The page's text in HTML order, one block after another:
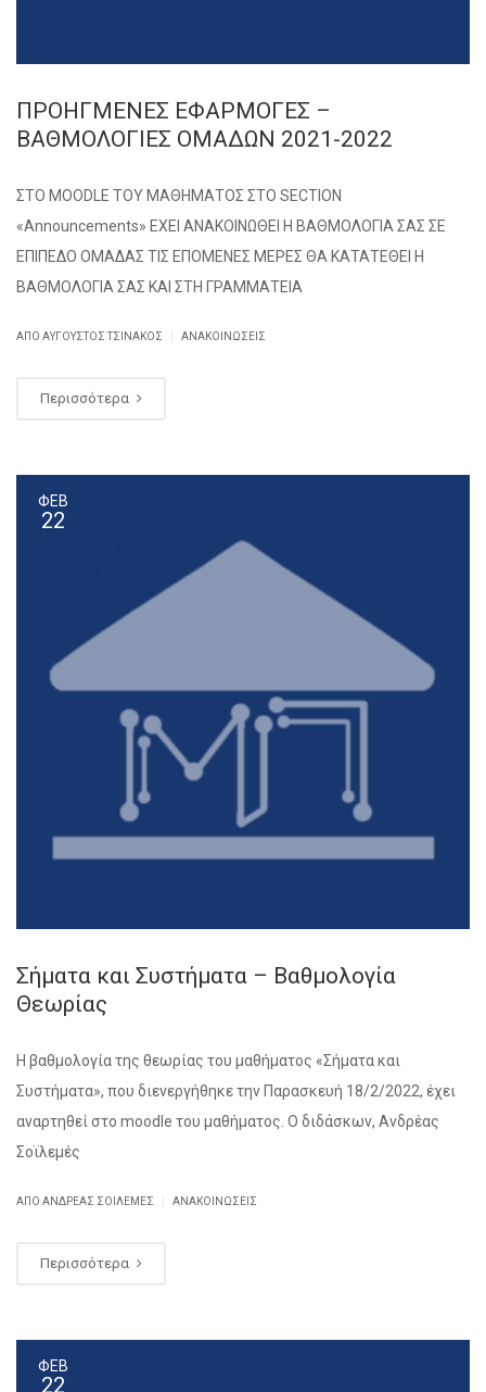
ΠΡΟΗΓΜΕΝΕΣ ΕΦΑΡΜΟΓΕΣ –
ΒΑΘΜΟΛΟΓΙΕΣ ΟΜΑΔΩΝ 2021-2022
ΣΤΟ MOODLE TOY ΜΑΘΗΜΑΤΟΣ ΣΤΟ SECTION
«Announcements» ΕΧΕΙ ΑΝΑΚΟΙΝΩΘΕΙ Η ΒΑΘΜΟΛΟΓΙΑ ΣΑΣ ΣΕ
ΕΠΙΠΕΔΟ ΟΜΑΔΑΣ ΤΙΣ ΕΠΟΜΕΝΕΣ ΜΕΡΕΣ ΘΑ ΚΑΤΑΤΕΘΕΙ Η
ΒΑΘΜΟΛΟΓΙΑ ΣΑΣ ΚΑΙ ΣΤΗ ΓΡΑΜΜΑΤΕΙΑ
ΑΠΌ ΑΎΓΟΥΣΤΟΣ ΤΣΙΝΆΚΟΣ ΑΝΑΚΟΙΝΏΣΕΙΣ
Περισσότερα
ΦΕΒ
22
Σήματα και Συστήματα – Βαθμολογία
Θεωρίας
Η βαθμολογία της θεωρίας του μαθήματος «Σήματα και
Συστήματα», που διενεργήθηκε την Παρασκευή 18/2/2022, έχει
αναρτηθεί στο moodle του μαθήματος. Ο διδάσκων, Ανδρέας
Σοϊλεμές
ΑΠΌ ΑΝΔΡΕΑΣ ΣΟΙΛΕΜΕΣ ΑΝΑΚΟΙΝΏΣΕΙΣ
Περισσότερα
ΦΕΒ
22